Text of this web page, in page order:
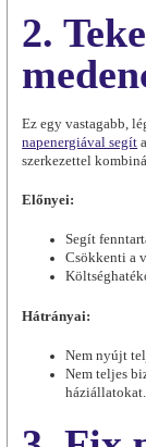
2.
Ez egy vastagabb,
napenergiával segít
szerkezettel
Előnyei:
Segít
Csökkenti a
Hátrányai:
Nem nyújt
Nem teljes
háziállatokat.